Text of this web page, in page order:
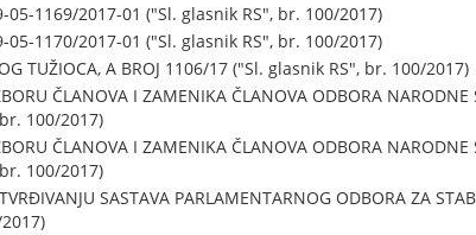
05-1169/2017-01 ("Sl. glasnik RS", br. 100/2017)
05-1170/2017-01 ("Sl. glasnik RS", br. 100/2017)
TUŽIOCA, A BROJ 1106/17 ("Sl. glasnik RS", br. 100/2017)
ČLANOVA I ZAMENIKA ČLANOVA ODBORA NARODNE
br. 100/2017)
ČLANOVA I ZAMENIKA ČLANOVA ODBORA NARODNE
br. 100/2017)
SASTAVA PARLAMENTARNOG ODBORA ZA